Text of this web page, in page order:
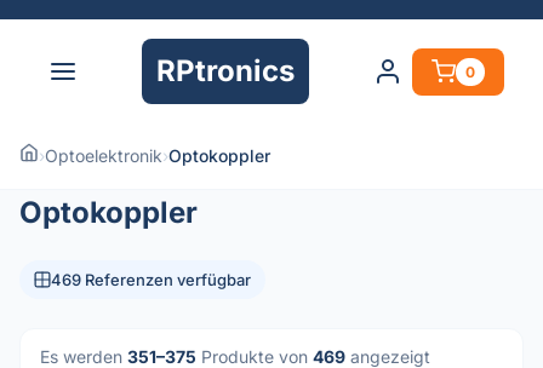
RPtronics 0
›Optoelektronik›Optokoppler
Optokoppler
469 Referenzen verfügbar
Es werden 351–375 Produkte von 469 angezeigt